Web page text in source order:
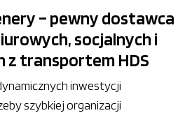
– pewny dostawca
socjalnych i
z transportem HDS
inwestycji
szybkiej organizacji